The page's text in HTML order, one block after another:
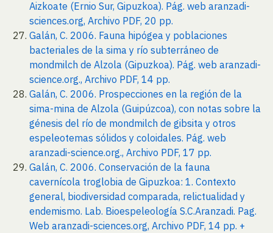
Aizkoate (Ernio Sur, Gipuzkoa). Pág. web aranzadi-
sciences.org, Archivo PDF, 20 pp.
Galán, C. 2006. Fauna hipógea y poblaciones
bacteriales de la sima y río subterráneo de
mondmilch de Alzola (Gipuzkoa). Pág. web aranzadi-
science.org., Archivo PDF, 14 pp.
Galán, C. 2006. Prospecciones en la región de la
sima-mina de Alzola (Guipúzcoa), con notas sobre la
génesis del río de mondmilch de gibsita y otros
espeleotemas sólidos y coloidales. Pág. web
aranzadi-science.org., Archivo PDF, 17 pp.
Galán, C. 2006. Conservación de la fauna
cavernícola troglobia de Gipuzkoa: 1. Contexto
general, biodiversidad comparada, relictualidad y
endemismo. Lab. Bioespeleología S.C.Aranzadi. Pag.
Web aranzadi-sciences.org, Archivo PDF, 14 pp. +